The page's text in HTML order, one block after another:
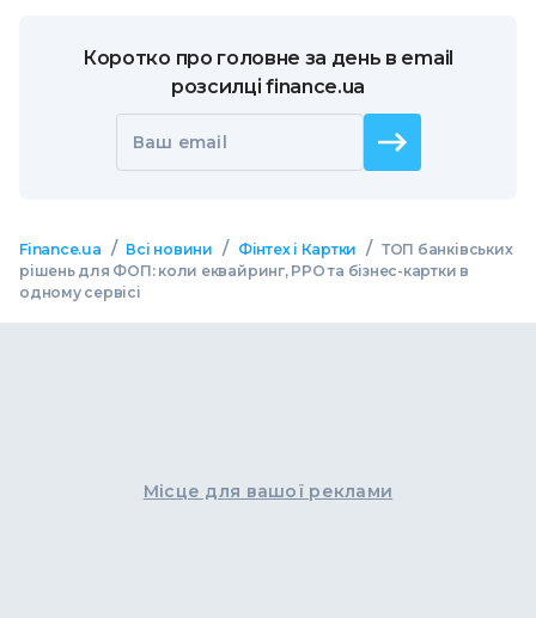
Коротко про головне за день в email
розсилці finance.ua
Ваш email
Finance.ua / Всі новини / Фінтех і Картки / ТОП банківських
рішень для ФОП: коли еквайринг, РРО та бізнес-картки в
одному сервісі
Місце для вашої реклами